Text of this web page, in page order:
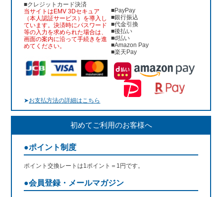
■クレジットカード決済
当サイトはEMV 3Dセキュア
（本人認証サービス）を導入し
ています。決済時にパスワード
等の入力を求められた場合は、
画面の案内に沿って手続きを進
めてください。
■PayPay
■銀行振込
■代金引換
■後払い
■d払い
■Amazon Pay
■楽天Pay
➤お支払方法の詳細はこちら
初めてご利用のお客様へ
●ポイント制度
ポイント交換レートは1ポイント＝1円です。
●会員登録・メールマガジン